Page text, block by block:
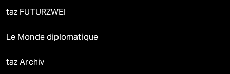
taz FUTURZWEI
Le Monde diplomatique
taz Archiv